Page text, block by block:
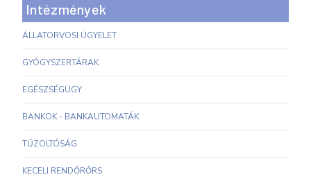
Intézmények
ÁLLATORVOSI ÜGYELET
GYÓGYSZERTÁRAK
EGÉSZSÉGÜGY
BANKOK - BANKAUTOMATÁK
TŰZOLTÓSÁG
KECELI RENDŐRŐRS